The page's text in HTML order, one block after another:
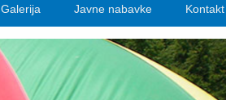
Galerija Javne nabavke Kontakt